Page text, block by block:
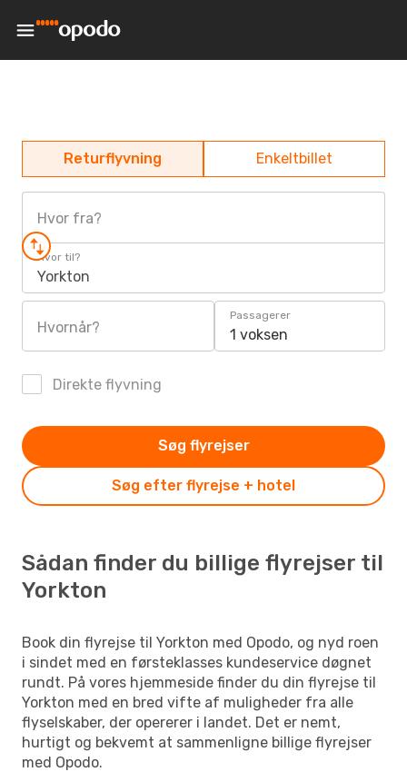
Returflyvning Enkeltbillet
Hvor fra?
Hvor til?
Yorkton
Hvornår?
Passagerer
1 voksen
Direkte flyvning
Søg efter flyrejse + hotel
Søg flyrejser
Sådan finder du billige flyrejser til
Yorkton
Book din flyrejse til Yorkton med Opodo, og nyd roen
i sindet med en førsteklasses kundeservice døgnet
rundt. På vores hjemmeside finder du din flyrejse til
Yorkton med en bred vifte af muligheder fra alle
flyselskaber, der opererer i landet. Det er nemt,
hurtigt og bekvemt at sammenligne billige flyrejser
med Opodo.